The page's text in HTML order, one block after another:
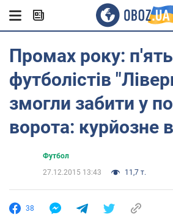
Промах року: п'ять
футболістів
змогли забити у
ворота: курйозне
Футбол
27.12.2015 13:43
11,7 т.
38